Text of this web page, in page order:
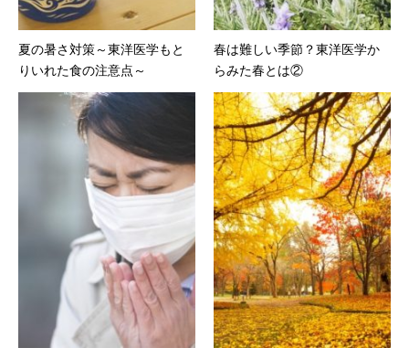
夏の暑さ対策～東洋医学もと
りいれた食の注意点～
春は難しい季節？東洋医学か
らみた春とは②